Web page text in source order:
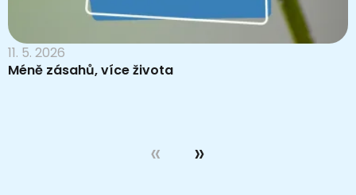
11. 5. 2026
Méně zásahů, více života